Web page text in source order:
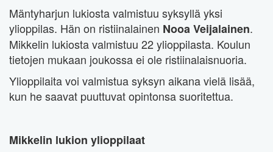
Mäntyharjun lukiosta valmistuu syksyllä yksi
ylioppilas. Hän on ristiinalainen Nooa Veijalainen.
Mikkelin lukiosta valmistuu 22 ylioppilasta. Koulun
tietojen mukaan joukossa ei ole ristiinalaisnuoria.
Ylioppilaita voi valmistua syksyn aikana vielä lisää,
kun he saavat puuttuvat opintonsa suoritettua.
Mikkelin lukion ylioppilaat